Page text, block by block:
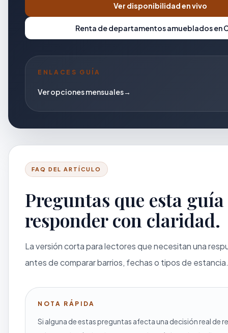
Ver disponibilidad en vivo
Renta de departamentos amueblados en
ENLACES GUÍA
Ver opciones mensuales→
FAQ DEL ARTÍCULO
Preguntas que esta
responder con claridad.
La versión corta para lectores que necesitan una
antes de comparar barrios, fechas o tipos de estancia.
NOTA RÁPIDA
Si alguna de estas preguntas afecta una decisión real de